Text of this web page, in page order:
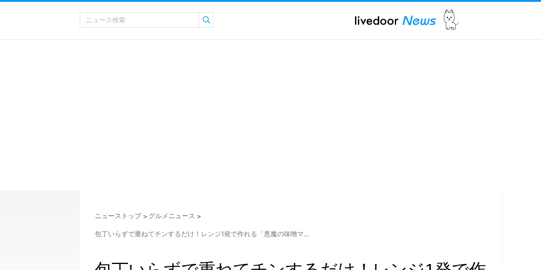
ニューストップ > グルメニュース >
包丁いらずで重ねてチンするだけ！レンジ1発で作れる「悪魔の味噌マ…